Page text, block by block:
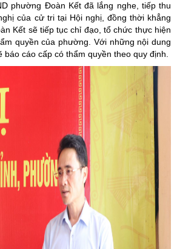
phường Đoàn Kết đã lắng nghe, tiếp thu
của cử tri tại Hội nghị, đồng thời khẳng
Kết sẽ tiếp tục chỉ đạo, tổ chức thực hiện
quyền của phường. Với những nội dung
báo cáo cấp có thẩm quyền theo quy định.